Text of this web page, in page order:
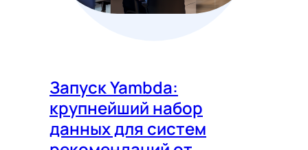
Запуск Yambda:
крупнейший набор
данных для систем